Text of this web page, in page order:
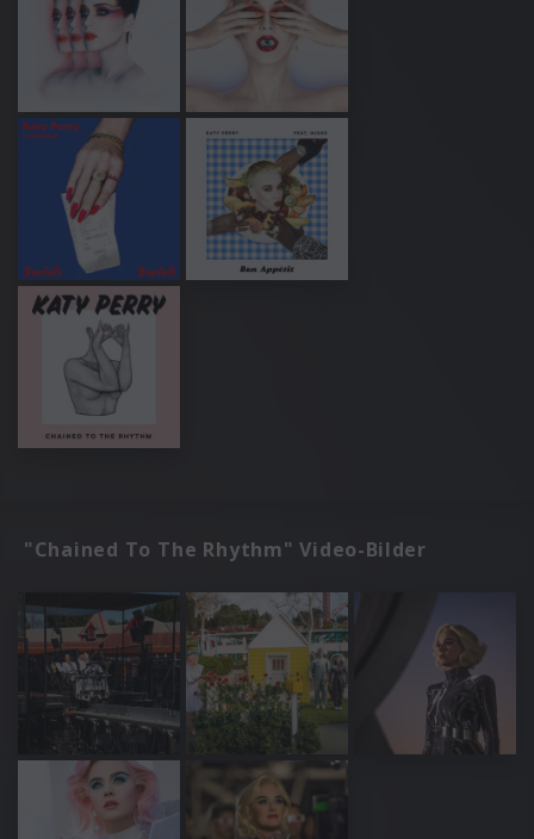
"Chained To The Rhythm" Video-Bilder